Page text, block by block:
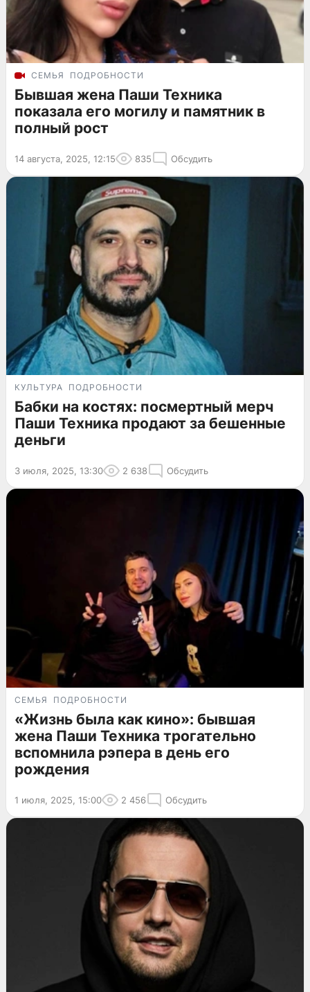
СЕМЬЯ ПОДРОБНОСТИ
Бывшая жена Паши Техника
показала его могилу и памятник в
полный рост
14 августа, 2025, 12:15 835 Обсудить
КУЛЬТУРА ПОДРОБНОСТИ
Бабки на костях: посмертный мерч
Паши Техника продают за бешенные
деньги
3 июля, 2025, 13:30 2 638 Обсудить
СЕМЬЯ ПОДРОБНОСТИ
«Жизнь была как кино»: бывшая
жена Паши Техника трогательно
вспомнила рэпера в день его
рождения
1 июля, 2025, 15:00 2 456 Обсудить